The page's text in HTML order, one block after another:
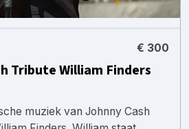
€ 300
Tribute William Finders
muziek van Johnny Cash